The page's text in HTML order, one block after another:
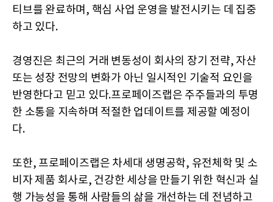
티브를 완료하며, 핵심 사업 운영을 발전시키는 데 집중
하고 있다.
경영진은 최근의 거래 변동성이 회사의 장기 전략, 자산
또는 성장 전망의 변화가 아닌 일시적인 기술적 요인을
반영한다고 믿고 있다.프로페이즈랩은 주주들과의 투명
한 소통을 지속하며 적절한 업데이트를 제공할 예정이
다.
또한, 프로페이즈랩은 차세대 생명공학, 유전체학 및 소
비자 제품 회사로, 건강한 세상을 만들기 위한 혁신과 실
행 가능성을 통해 사람들의 삶을 개선하는 데 전념하고